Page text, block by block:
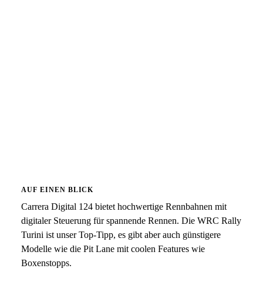
AUF EINEN BLICK
Carrera Digital 124 bietet hochwertige Rennbahnen mit
digitaler Steuerung für spannende Rennen. Die WRC Rally
Turini ist unser Top-Tipp, es gibt aber auch günstigere
Modelle wie die Pit Lane mit coolen Features wie
Boxenstopps.